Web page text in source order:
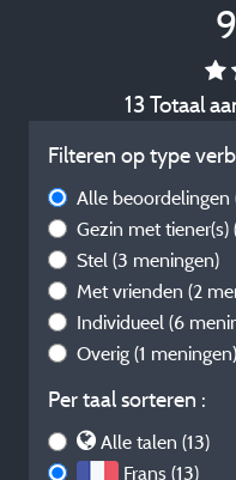
13 Totaal
Filteren op type
Alle beoordelingen
Gezin met tiener(s)
Stel (3 meningen)
Met vrienden (2
Individueel (6
Overig (1 meningen)
Per taal sorteren :
Alle talen (13)
Frans (13)